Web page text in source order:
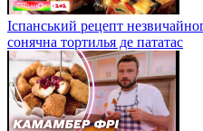
Іспанський рецепт
сонячна тортилья де пататас